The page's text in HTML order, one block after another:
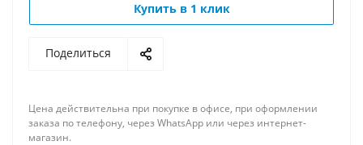
Купить в 1 клик
Поделиться
Цена действительна при покупке в офисе, при оформлении
заказа по телефону, через WhatsApp или через интернет-
магазин.